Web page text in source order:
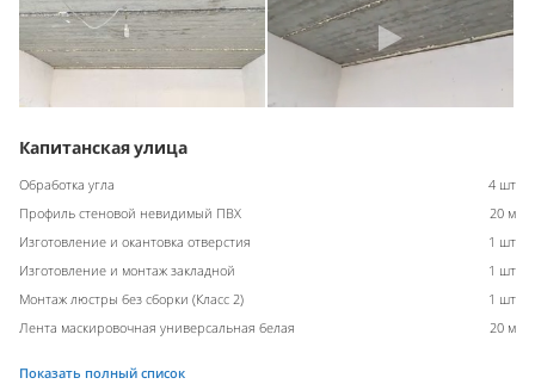
Капитанская улица
Обработка угла
4 шт
Профиль стеновой невидимый ПВХ
20 м
Изготовление и окантовка отверстия
1 шт
Изготовление и монтаж закладной
1 шт
Монтаж люстры без сборки (Класс 2)
1 шт
Лента маскировочная универсальная белая
20 м
Показать полный список